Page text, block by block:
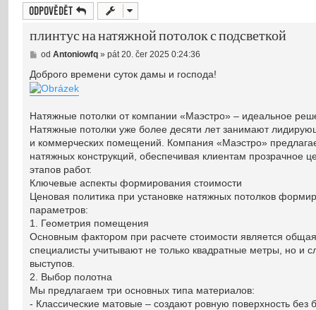
Odpovědět
плинтус на натяжной потолок с подсветкой
P
í
s
p
v
k
od Antoniowfq» pát 20. čer 2025 0:24:36
Доброго времени суток дамы и господа!
Натяжные потолки от компании «Маэстро» – идеальное
Натяжные потолки уже более десяти лет занимают
и коммерческих помещений. Компания «Маэстро»
натяжных конструкций, обеспечивая клиентам прозрачное
этапов работ.
Ключевые аспекты формирования стоимости
Ценовая политика при установке натяжных потолков
параметров:
1. Геометрия помещения
Основным фактором при расчете стоимости является
специалисты учитывают не только квадратные метры, но и
выступов.
2. Выбор полотна
Мы предлагаем три основных типа материалов:
- Классические матовые – создают ровную поверхность без